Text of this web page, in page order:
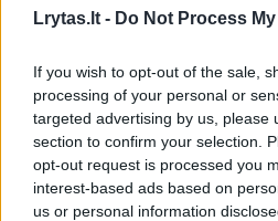
Lrytas.lt - Do Not Process
If you wish to opt-out of the sale,
processing of your personal or
targeted advertising by us, please
section to confirm your selection.
opt-out request is processed you
interest-based ads based on
us or personal information
Latvija 67:78, Lietuva –
2-asis turas.Estija –
Lietuva 49:68, Ukraina –